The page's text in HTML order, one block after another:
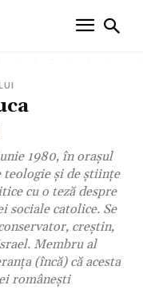
1980, în oraşul
teologie şi de ştiinţe
cu o teză despre
sociale catolice. Se
creştin,
Membru al
(încă) că acesta
româneşti